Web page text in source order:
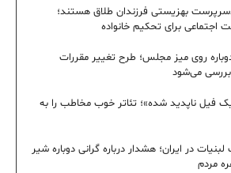
بهزیستی فرزندان طلاق هستند؛
اجتماعی برای تحکیم خانواده
روی میز مجلس؛ طرح تغییر مقررات
می‌شود
فیل ناپدید شده»؛ تئاتر خوب مخاطب را به
در ایران؛ هشدار درباره گرانی دوباره شیر
مردم